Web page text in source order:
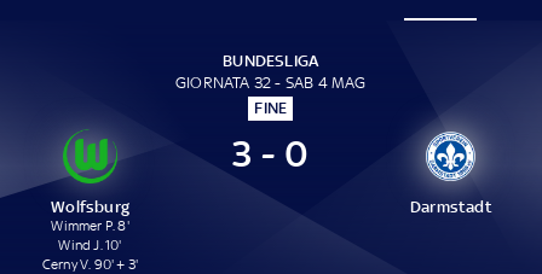
BUNDESLIGA
GIORNATA 32 - SAB 4 MAG
FINE
Wolfsburg
Wimmer P. 8'
Wind J. 10'
Cerny V. 90' + 3'
3 - 0
Darmstadt